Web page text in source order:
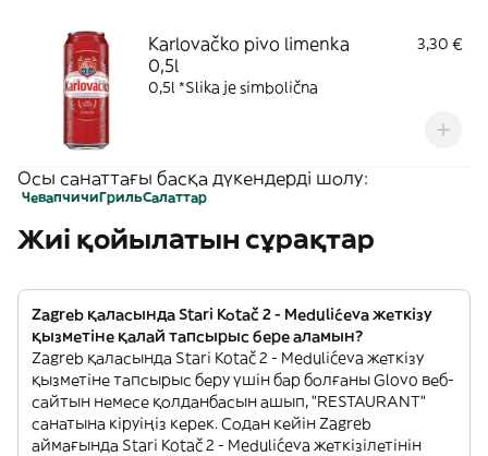
Karlovačko pivo limenka
0,5l
3,30 €
0,5l *Slika je simbolična
Осы санаттағы басқа дүкендерді шолу:
ЧевапчичиГрильСалаттар
Жиі қойылатын сұрақтар
Zagreb қаласында Stari Kotač 2 - Medulićeva жеткізу
қызметіне қалай тапсырыс бере аламын?
Zagreb қаласында Stari Kotač 2 - Medulićeva жеткізу
қызметіне тапсырыс беру үшін бар болғаны Glovo веб-
сайтын немесе қолданбасын ашып, "RESTAURANT"
санатына кіруіңіз керек. Содан кейін Zagreb
аймағында Stari Kotač 2 - Medulićeva жеткізілетінін